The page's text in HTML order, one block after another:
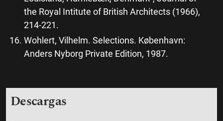
the Royal Intitute of British Architects (1966),
214-221.
Wohlert, Vilhelm. Selections. København:
Anders Nyborg Private Edition, 1987.
Descargas